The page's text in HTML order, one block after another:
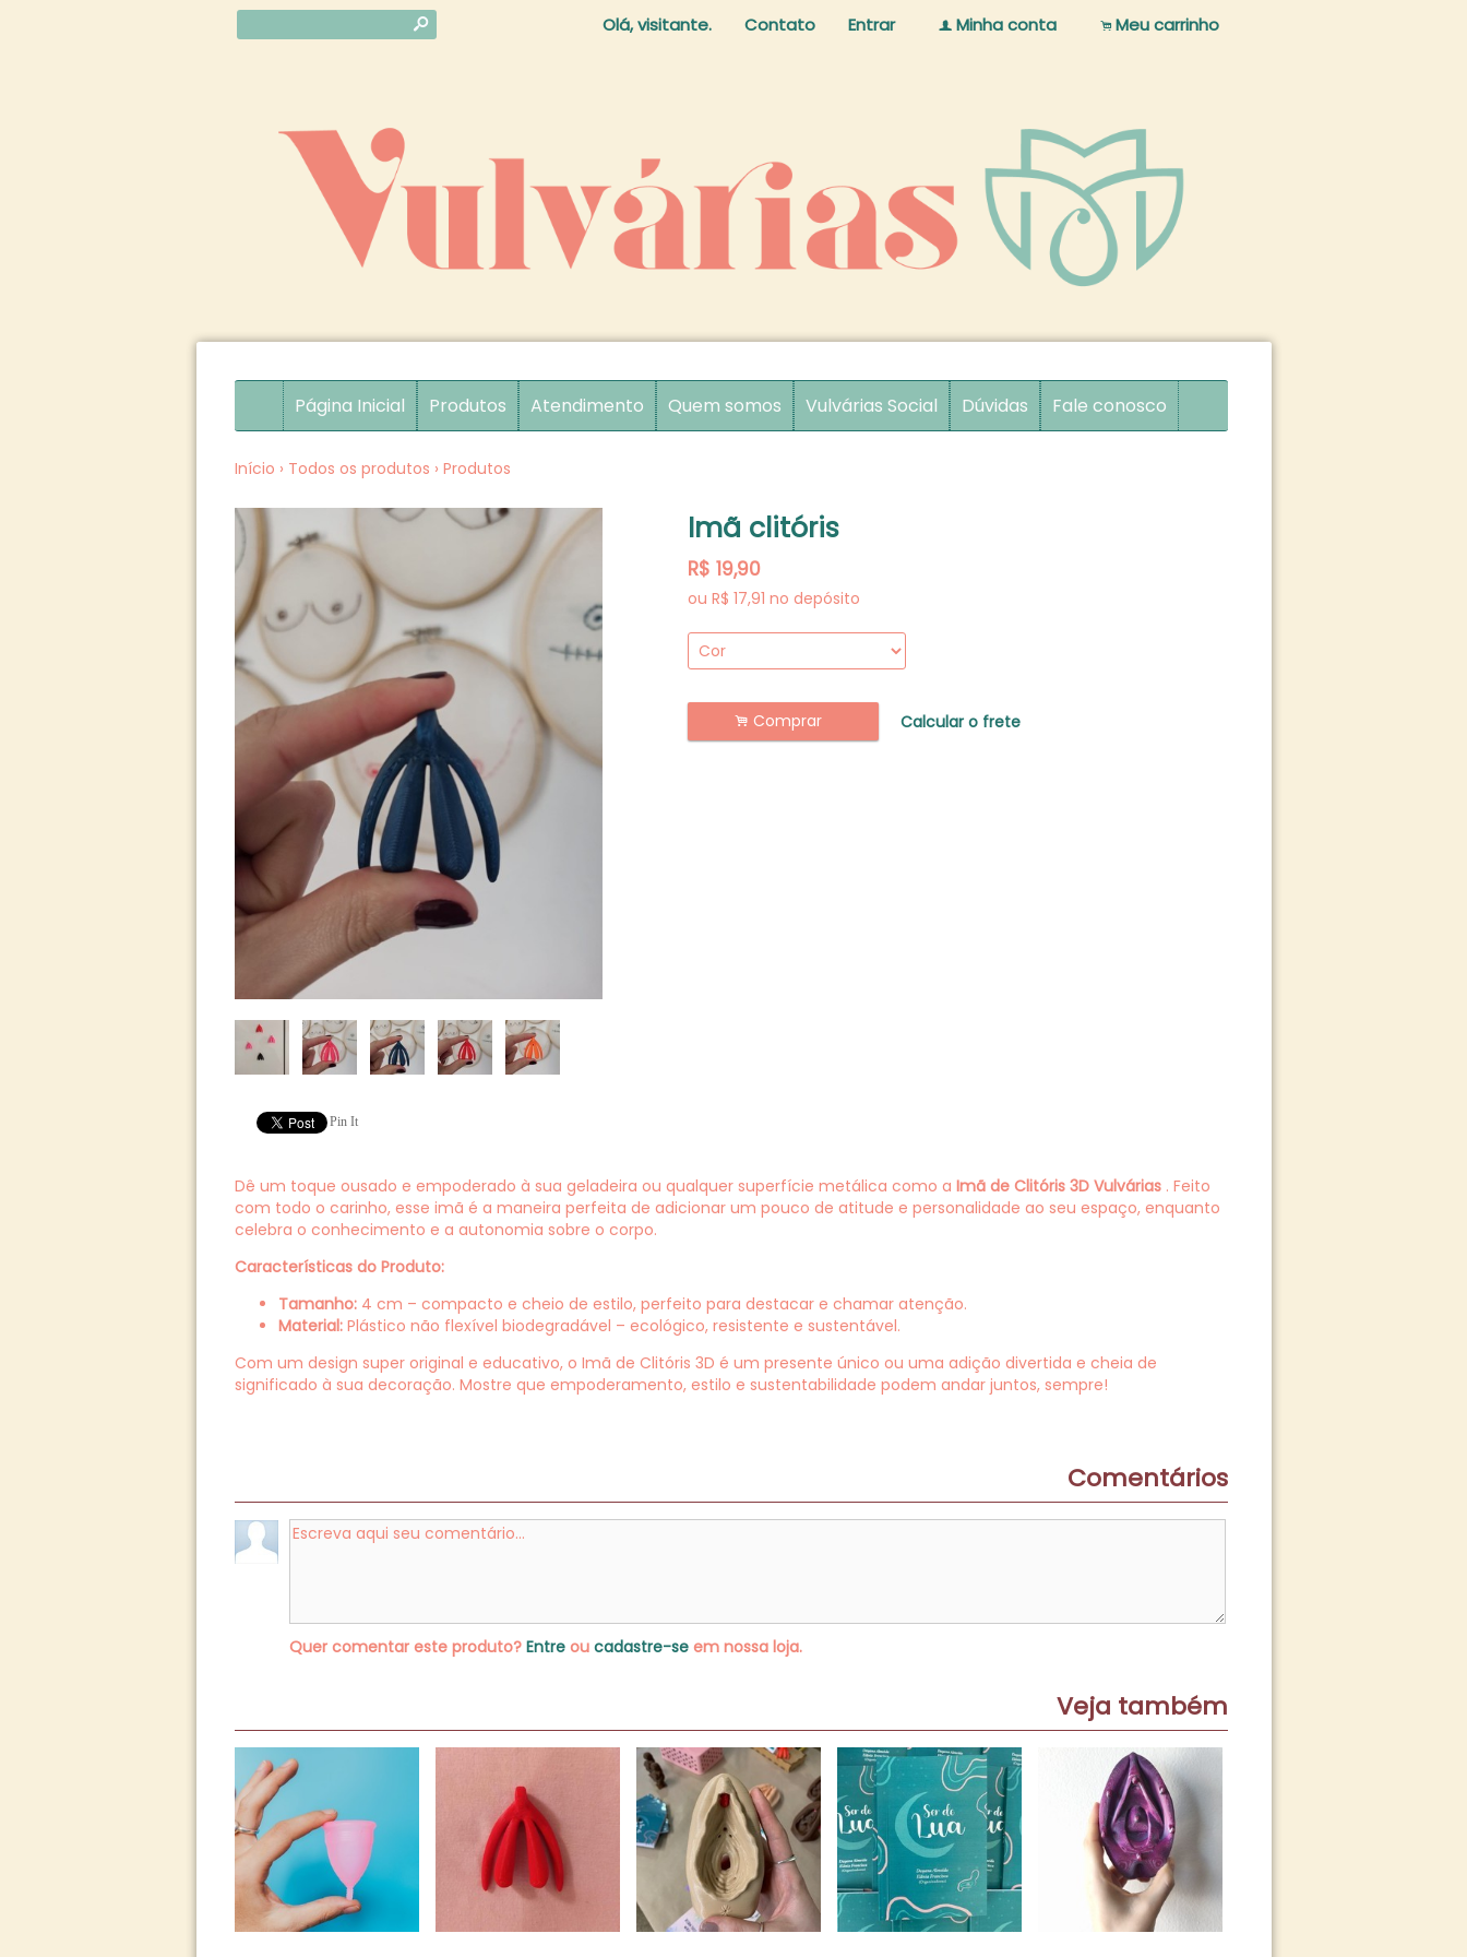
s Olá, visitante. Contato Entrar f Minha conta . Meu carrinho
Página Inicial Produtos Atendimento Quem somos Vulvárias Social Dúvidas Fale conosco
Início › Todos os produtos › Produtos
Pin It
Imã clitóris
R$ 19,90
ou R$ 17,91 no depósito
. Comprar Calcular o frete
Dê um toque ousado e empoderado à sua geladeira ou qualquer superfície metálica como a Imã de Clitóris 3D Vulvárias. Feito
com todo o carinho, esse imã é a maneira perfeita de adicionar um pouco de atitude e personalidade ao seu espaço, enquanto
celebra o conhecimento e a autonomia sobre o corpo.
Características do Produto:
Tamanho:4 cm – compacto e cheio de estilo, perfeito para destacar e chamar atenção.
Material:Plástico não flexível biodegradável – ecológico, resistente e sustentável.
Com um design super original e educativo, o Imã de Clitóris 3D é um presente único ou uma adição divertida e cheia de
significado à sua decoração. Mostre que empoderamento, estilo e sustentabilidade podem andar juntos, sempre!
Comentários
Quer comentar este produto? Entreou cadastre-seem nossa loja.
Veja também